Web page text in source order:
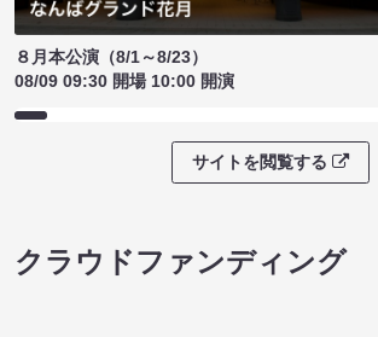
８月本公演（8/1～8/23）
08/09 09:30 開場 10:00 開演
サイトを閲覧する
クラウドファンディング